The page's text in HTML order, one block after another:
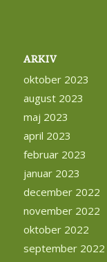
ARKIV
oktober 2023
august 2023
maj 2023
april 2023
februar 2023
januar 2023
december 2022
november 2022
oktober 2022
september 2022